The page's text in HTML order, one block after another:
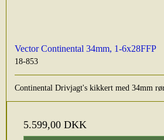
Vector Continental 34mm, 1-6x28FFP
18-853
Continental Drivjagt's kikkert med 34mm
5.599,00 DKK